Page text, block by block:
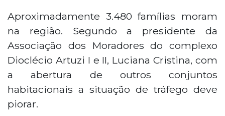
Aproximadamente 3.480 famílias moram
na região. Segundo a presidente da
Associação dos Moradores do complexo
Dioclécio Artuzi I e II, Luciana Cristina, com
a abertura de outros conjuntos
habitacionais a situação de tráfego deve
piorar.